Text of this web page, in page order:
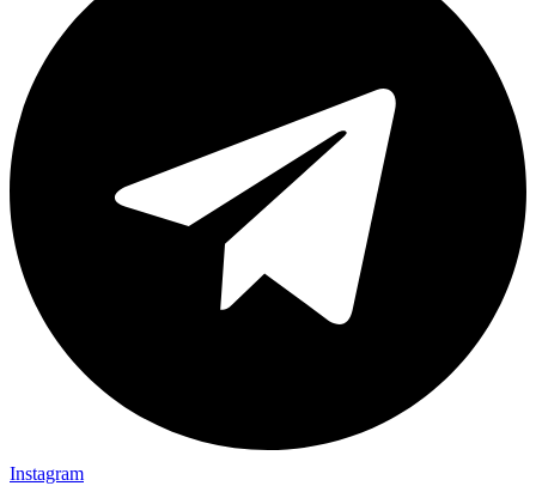
Instagram